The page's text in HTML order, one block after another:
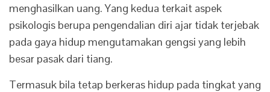
menghasilkan uang. Yang kedua terkait aspek
psikologis berupa pengendalian diri ajar tidak terjebak
pada gaya hidup mengutamakan gengsi yang lebih
besar pasak dari tiang.
Termasuk bila tetap berkeras hidup pada tingkat yang